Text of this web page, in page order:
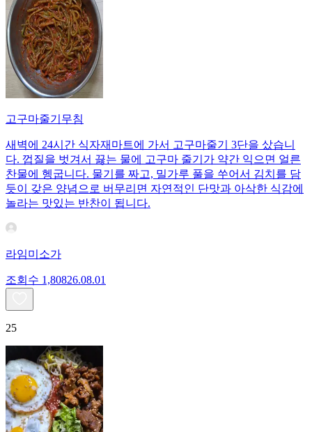
고구마줄기무침
새벽에 24시간 식자재마트에 가서 고구마줄기 3단을 샀습니
다. 껍질을 벗겨서 끓는 물에 고구마 줄기가 약간 익으면 얼른
찬물에 헹굽니다. 물기를 짜고, 밀가루 풀을 쑤어서 김치를 담
듯이 갖은 양념으로 버무리면 자연적인 단맛과 아삭한 식감에
놀라는 맛있는 반찬이 됩니다.
라임미소가
조회수 1,80826.08.01
25